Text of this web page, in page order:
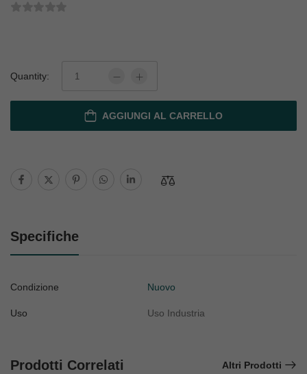
Quantity:
AGGIUNGI AL CARRELLO
Specifiche
Condizione Nuovo
Uso Uso Industria
Prodotti Correlati Altri Prodotti